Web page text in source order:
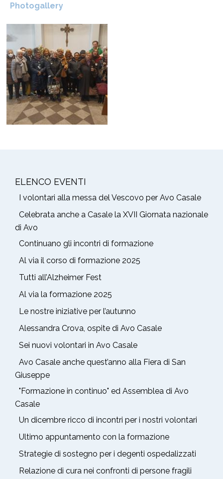
Photogallery
ELENCO EVENTI
I volontari alla messa del Vescovo per Avo Casale
Celebrata anche a Casale la XVII Giornata nazionale
di Avo
Continuano gli incontri di formazione
Al via il corso di formazione 2025
Tutti all’Alzheimer Fest
Al via la formazione 2025
Le nostre iniziative per l’autunno
Alessandra Crova, ospite di Avo Casale
Sei nuovi volontari in Avo Casale
Avo Casale anche quest’anno alla Fiera di San
Giuseppe
"Formazione in continuo" ed Assemblea di Avo
Casale
Un dicembre ricco di incontri per i nostri volontari
Ultimo appuntamento con la formazione
Strategie di sostegno per i degenti ospedalizzati
Relazione di cura nei confronti di persone fragili